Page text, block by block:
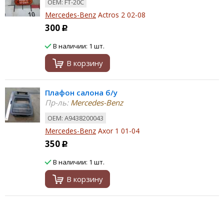
ОЕМ: FT-20C
Mercedes-Benz Actros 2 02-08
300 Р
В наличии: 1 шт.
В корзину
Плафон салона б/у
Пр-ль:Mercedes-Benz
ОЕМ: A9438200043
Mercedes-Benz Axor 1 01-04
350 Р
В наличии: 1 шт.
В корзину